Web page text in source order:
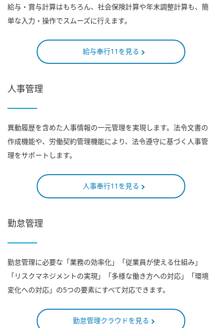
給与・賞与計算はもちろん、社会保険計算や年末調整計算も、簡
単な入力・操作でスムーズに行えます。
給与奉行11を見る
人事管理
異動履歴を含めた人事情報の一元管理を実現します。法令文書の
作成機能や、労働契約管理機能により、法令遵守に基づく人事管
理をサポートします。
人事奉行11を見る
勤怠管理
勤怠管理に必要な「業務の効率化」「従業員が使える仕組み」
「リスクマネジメントの実現」「多様な働き方への対応」「環境
変化への対応」の5つの要素にすべて対応できます。
勤怠管理クラウドを見る